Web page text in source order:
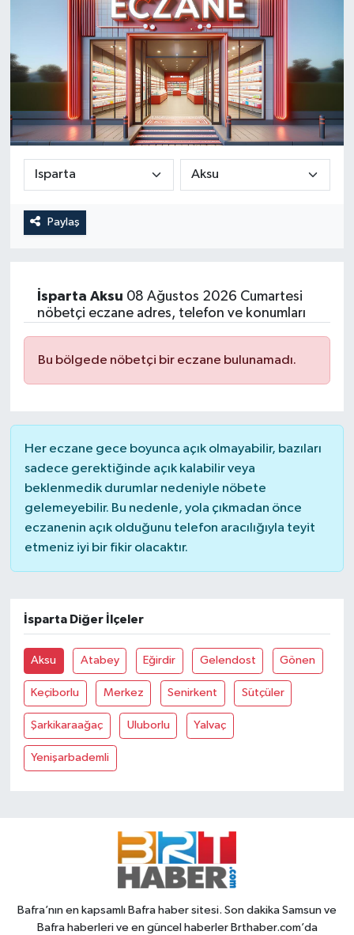
Paylaş
İsparta Aksu 08 Ağustos 2026 Cumartesi
nöbetçi eczane adres, telefon ve konumları
Bu bölgede nöbetçi bir eczane bulunamadı.
Her eczane gece boyunca açık olmayabilir, bazıları
sadece gerektiğinde açık kalabilir veya
beklenmedik durumlar nedeniyle nöbete
gelemeyebilir. Bu nedenle, yola çıkmadan önce
eczanenin açık olduğunu telefon aracılığıyla teyit
etmeniz iyi bir fikir olacaktır.
İsparta Diğer İlçeler
Aksu Atabey Eğirdir Gelendost Gönen
Keçiborlu Merkez Senirkent Sütçüler
Şarkikaraağaç Uluborlu Yalvaç
Yenişarbademli
Bafra’nın en kapsamlı Bafra haber sitesi. Son dakika Samsun ve
Bafra haberleri ve en güncel haberler Brthaber.com’da